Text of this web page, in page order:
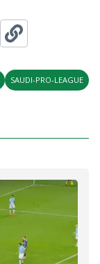
SAUDI-PRO-LEAGUE